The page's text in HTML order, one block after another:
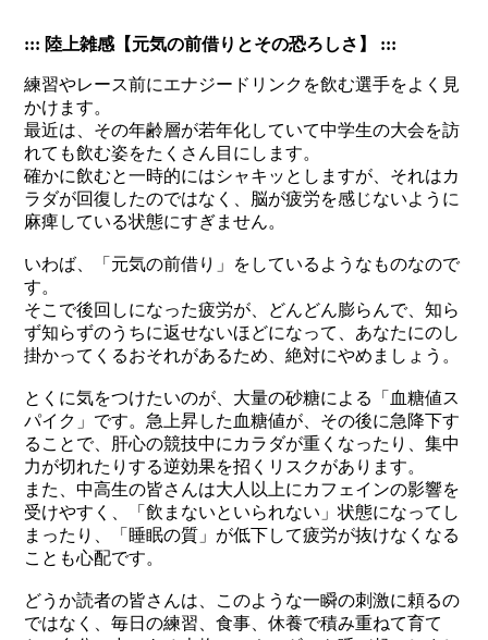
::: 陸上雑感【元気の前借りとその恐ろしさ】 :::
練習やレース前にエナジードリンクを飲む選手をよく見
かけます。
最近は、その年齢層が若年化していて中学生の大会を訪
れても飲む姿をたくさん目にします。
確かに飲むと一時的にはシャキッとしますが、それはカ
ラダが回復したのではなく、脳が疲労を感じないように
麻痺している状態にすぎません。
いわば、「元気の前借り」をしているようなものなので
す。
そこで後回しになった疲労が、どんどん膨らんで、知ら
ず知らずのうちに返せないほどになって、あなたにのし
掛かってくるおそれがあるため、絶対にやめましょう。
とくに気をつけたいのが、大量の砂糖による「血糖値ス
パイク」です。急上昇した血糖値が、その後に急降下す
ることで、肝心の競技中にカラダが重くなったり、集中
力が切れたりする逆効果を招くリスクがあります。
また、中高生の皆さんは大人以上にカフェインの影響を
受けやすく、「飲まないといられない」状態になってし
まったり、「睡眠の質」が低下して疲労が抜けなくなる
ことも心配です。
どうか読者の皆さんは、このような一瞬の刺激に頼るの
ではなく、毎日の練習、食事、休養で積み重ねて育て